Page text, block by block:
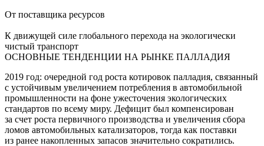
От поставщика ресурсов
К движущей силе глобального перехода на экологически
чистый транспорт
ОСНОВНЫЕ ТЕНДЕНЦИИ НА РЫНКЕ ПАЛЛАДИЯ
2019 год: очередной год роста котировок палладия, связанный
с устойчивым увеличением потребления в автомобильной
промышленности на фоне ужесточения экологических
стандартов по всему миру. Дефицит был компенсирован
за счет роста первичного производства и увеличения сбора
ломов автомобильных катализаторов, тогда как поставки
из ранее накопленных запасов значительно сократились.